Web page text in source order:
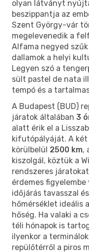
olyan látványt
beszippantja az
Szent György-vár
megelevenedik a
Alfama negyed
dallamok a helyi
Legyen szó a
sült pastel de nata
tempó és a
A Budapest (BUD)
járatok általában 3
alatt érik el a
kifutópályáját. A
körülbelül 2500 km,
kiszolgál, köztük a
rendszeres
érdemes
időjárás tavasszal
hőmérséklet ideális
hőség. Ha valaki a
téli hónapok is
ilyenkor a
repülőtérről a piros